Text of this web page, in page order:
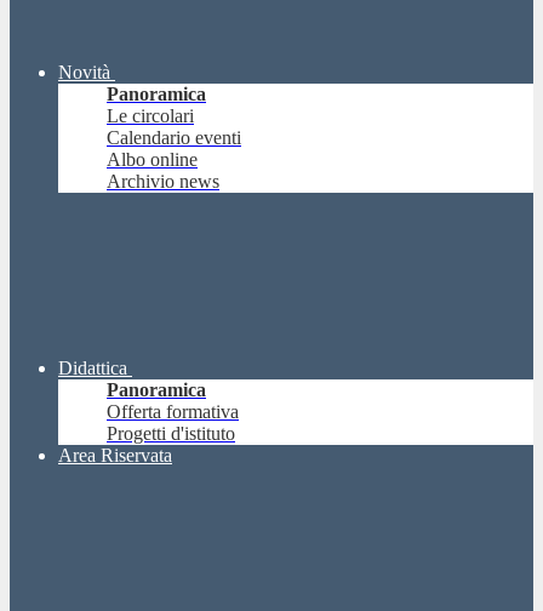
Novità
Panoramica
Le circolari
Calendario eventi
Albo online
Archivio news
Didattica
Panoramica
Offerta formativa
Progetti d'istituto
Area Riservata